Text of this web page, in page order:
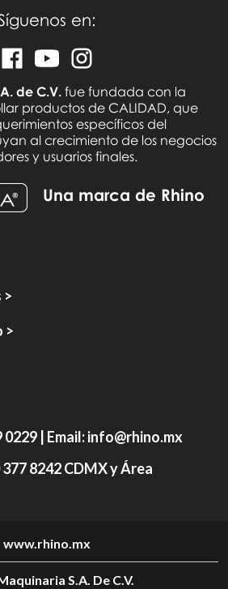
en:
de C.V. fue fundada con la
productos de CALIDAD, que
específicos del
al crecimiento de los negocios
y usuarios finales.
Una marca de Rhino
>
0229 | Email:info@rhino.mx
377 8242CDMX y Área
www.rhino.mx
S.A. De C.V.